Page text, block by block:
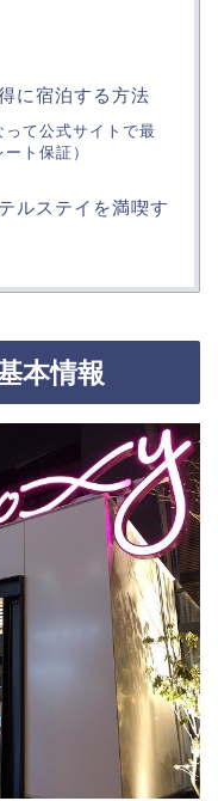
に宿泊する方法
て公式サイトで最
ト保証）
ルステイを満喫す
本情報